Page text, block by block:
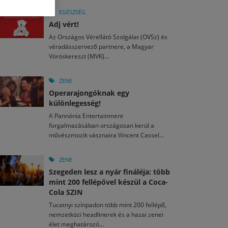
2026. JÚL. 15.
nézők 10 kedvenc filmje 2026 első félévében
án hozzánk is megérkezik a Rocktábor
2026. JÚL. 29.
a jubileumi Művészetek Völgye – még öt
kulturális ünnep
Fesztivál 2026
egy mese: 30 napos mesekihívást indít a Libri
2026. MÁJ. 11.
László kapta az Artisjus Irodalmi Nagydíjat
EGÉSZSÉG
Adj vért!
Az Országos Vérellátó Szolgálat (OVSz) és
véradásszervező partnere, a Magyar
Vöröskereszt (MVK)...
ZENE
Operarajongóknak egy
különlegesség!
A Pannónia Entertainment
forgalmazásában országosan kerül a
művészmozik vásznaira Vincent Cassel...
ZENE
Szegeden lesz a nyár fináléja: több
mint 200 fellépővel készül a Coca-
Cola SZIN
Tucatnyi színpadon több mint 200 fellépő,
nemzetközi headlinerek és a hazai zenei
élet meghatározó...